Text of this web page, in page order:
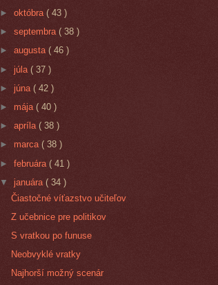
►októbra( 43 )
►septembra( 38 )
►augusta( 46 )
►júla( 37 )
►júna( 42 )
►mája( 40 )
►apríla( 38 )
► marca( 38 )
►februára( 41 )
▼januára( 34 )
Čiastočné víťazstvo učiteľov
Z učebnice pre politikov
S vratkou po funuse
Neobvyklé vratky
Najhorší možný scenár